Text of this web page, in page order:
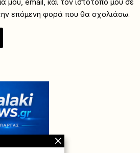
μου, email, και τον ιστότοπο μου σε
επόμενη φορά που θα σχολιάσω.